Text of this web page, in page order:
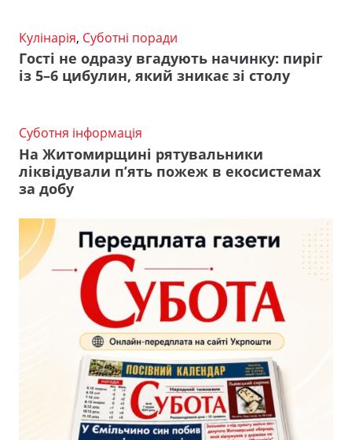
Кулінарія, Суботні поради
Гості не одразу вгадують начинку: пиріг
із 5–6 цибулин, який зникає зі столу
Суботня інформація
На Житомирщині рятувальники
ліквідували п’ять пожеж в екосистемах
за добу